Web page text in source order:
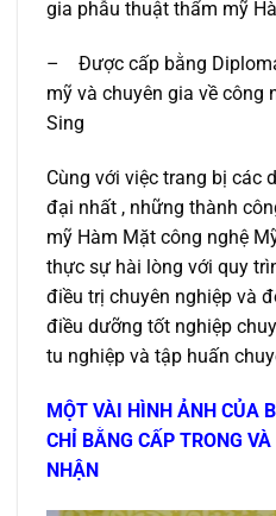
gia phẫu thuật thẩm mỹ
– Được cấp bằng
mỹ và chuyên gia về công
Sing
Cùng với việc trang bị các
đại nhất , những thành
mỹ Hàm Mặt công nghệ
thực sự hài lòng với quy
điều trị chuyên nghiệp và
điều dưỡng tốt nghiệp
tu nghiệp và tập huấn
MỘT VÀI HÌNH ẢNH CỦA
CHỈ BẰNG CẤP TRONG
NHẬN